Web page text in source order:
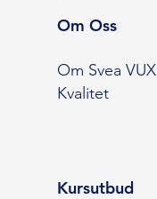
Om Oss
Om Svea VUX
Kvalitet
Kursutbud